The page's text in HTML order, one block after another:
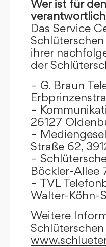
Wer ist für
Das Service
ihrer
der
– G. Braun
–
26127
–
Straße 62,
–
Böckler-Allee
– TVL
Walter-Köhn-
Weitere